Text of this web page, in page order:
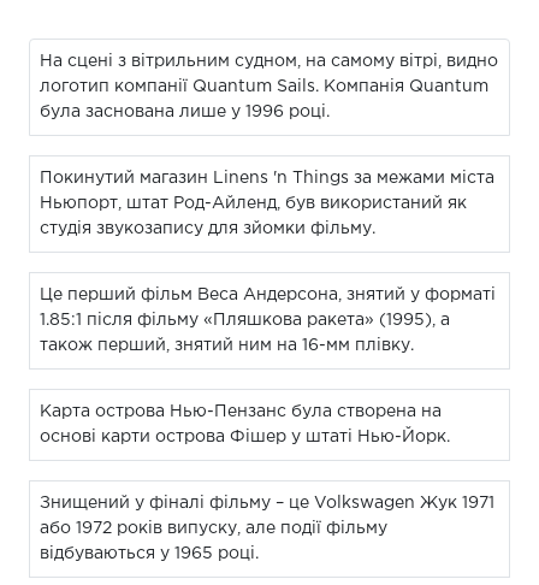
На сцені з вітрильним судном, на самому вітрі, видно
логотип компанії Quantum Sails. Компанія Quantum
була заснована лише у 1996 році.
Покинутий магазин Linens 'n Things за межами міста
Ньюпорт, штат Род-Айленд, був використаний як
студія звукозапису для зйомки фільму.
Це перший фільм Веса Андерсона, знятий у форматі
1.85:1 після фільму «Пляшкова ракета» (1995), а
також перший, знятий ним на 16-мм плівку.
Карта острова Нью-Пензанс була створена на
основі карти острова Фішер у штаті Нью-Йорк.
Знищений у фіналі фільму – це Volkswagen Жук 1971
або 1972 років випуску, але події фільму
відбуваються у 1965 році.